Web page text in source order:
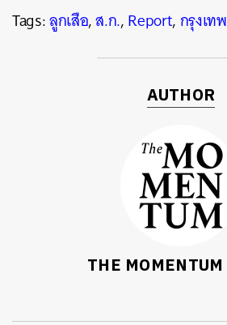
Tags:ลูกเสือ,ส.ก.,Report,กรุงเท
AUTHOR
THE